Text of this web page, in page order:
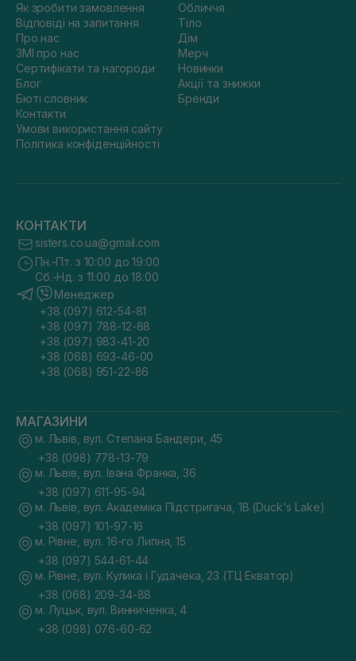
Як зробити замовлення
Відповіді на запитання
Про нас
ЗМІ про нас
Сертифікати та нагороди
Блог
Бюті словник
Контакти
Умови використання сайту
Політика конфіденційності
Обличчя
Тіло
Дім
Мерч
Новинки
Акції та знижки
Бренди
КОНТАКТИ
sisters.co.ua@gmail.com
Пн.-Пт. з 10:00 до 19:00
Сб.-Нд. з 11:00 до 18:00
Менеджер
+38 (097) 612-54-81
+38 (097) 788-12-88
+38 (097) 983-41-20
+38 (068) 693-46-00
+38 (068) 951-22-86
МАГАЗИНИ
м. Львів, вул. Степана Бандери, 45
+38 (098) 778-13-79
м. Львів, вул. Івана Франка, 36
+38 (097) 611-95-94
м. Львів, вул. Академіка Підстригача, 1В (Duck's Lake)
+38 (097) 101-97-16
м. Рівне, вул. 16-го Липня, 15
+38 (097) 544-61-44
м. Рівне, вул. Кулика і Гудачека, 23 (ТЦ Екватор)
+38 (068) 209-34-88
м. Луцьк, вул. Винниченка, 4
+38 (098) 076-60-62